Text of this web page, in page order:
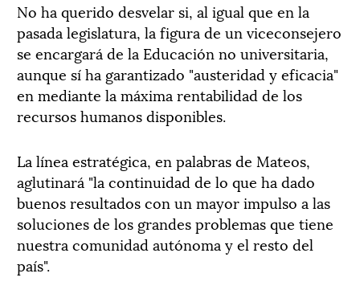
No ha querido desvelar si, al igual que en la
pasada legislatura, la figura de un viceconsejero
se encargará de la Educación no universitaria,
aunque sí ha garantizado "austeridad y eficacia"
en mediante la máxima rentabilidad de los
recursos humanos disponibles.
La línea estratégica, en palabras de Mateos,
aglutinará "la continuidad de lo que ha dado
buenos resultados con un mayor impulso a las
soluciones de los grandes problemas que tiene
nuestra comunidad autónoma y el resto del
país".